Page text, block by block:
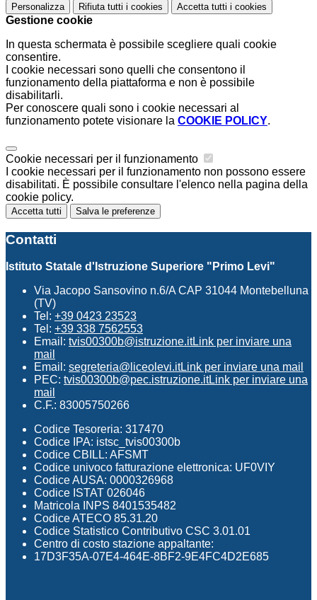
Personalizza Rifiuta tutti i cookies Accetta tutti i cookies
Gestione cookie
In questa schermata è possibile scegliere quali cookie
consentire.
I cookie necessari sono quelli che consentono il
funzionamento della piattaforma e non è possibile
disabilitarli.
Per conoscere quali sono i cookie necessari al
funzionamento potete visionare la COOKIE POLICY.
Cookie necessari per il funzionamento
I cookie necessari per il funzionamento non possono essere
disabilitati. È possibile consultare l'elenco nella pagina della
cookie policy.
Accetta tutti Salva le preferenze
Contatti
Istituto Statale d'Istruzione Superiore "Primo Levi"
Via Jacopo Sansovino n.6/A CAP 31044 Montebelluna
(TV)
Tel: +39 0423 23523
Tel: +39 338 7562553
Email: tvis00300b@istruzione.itLink per inviare una
mail
Email: segreteria@liceolevi.itLink per inviare una mail
PEC: tvis00300b@pec.istruzione.itLink per inviare una
mail
C.F.: 83005750266
Codice Tesoreria: 317470
Codice IPA: istsc_tvis00300b
Codice CBILL: AFSMT
Codice univoco fatturazione elettronica: UF0VIY
Codice AUSA: 0000326968
Codice ISTAT 026046
Matricola INPS 8401535482
Codice ATECO 85.31.20
Codice Statistico Contributivo CSC 3.01.01
Centro di costo stazione appaltante:
17D3F35A-07E4-464E-8BF2-9E4FC4D2E685